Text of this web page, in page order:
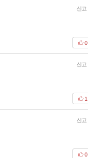
신고
0
신고
1
신고
0